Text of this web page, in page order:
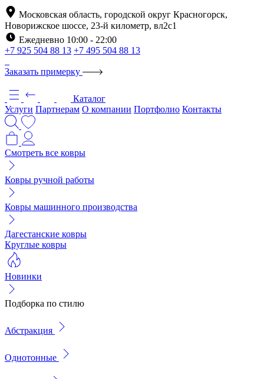
Московская область, городской округ Красногорск,
Новорижское шоссе, 23-й километр, вл2с1
Ежедневно 10:00 - 22:00
+7 925 504 88 13 +7 495 504 88 13
Заказать примерку
Каталог
Услуги Партнерам О компании Портфолио Контакты
Смотреть все ковры
Ковры ручной работы
Ковры машинного производства
Дагестанские ковры
Круглые ковры
Новинки
Подборка по стилю
Абстракция
Однотонные